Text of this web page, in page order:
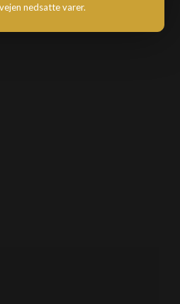
nedsatte varer.